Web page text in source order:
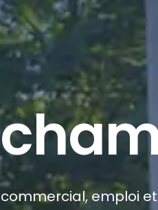
emploi